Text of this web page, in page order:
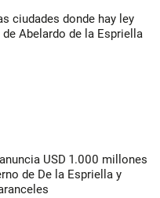
ciudades donde hay ley
Abelardo de la Espriella
USD 1.000 millones
de De la Espriella y